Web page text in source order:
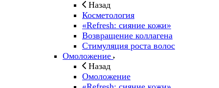
Назад
Косметология
«Refresh: сияние кожи»
Возвращение коллагена
Стимуляция роста волос
Омоложение
Назад
Омоложение